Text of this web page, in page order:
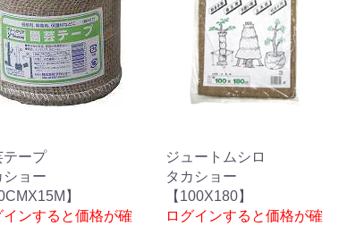
テープ
ショー
】
インすると価格が確
ジュートムシロ
タカショー
【100X180】
ログインすると価格が確